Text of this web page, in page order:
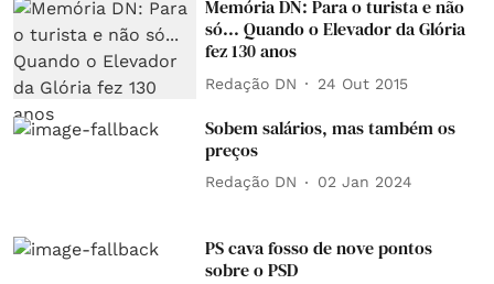
Memória DN: Para o turista e não
só... Quando o Elevador da Glória
fez 130 anos
Redação DN 24 Out 2015
Sobem salários, mas também os
preços
Redação DN 02 Jan 2024
PS cava fosso de nove pontos
sobre o PSD